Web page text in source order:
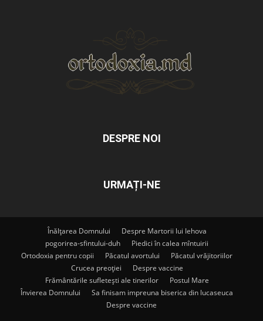
DESPRE NOI
URMAȚI-NE
Înălțarea Domnului
Despre Martorii lui Iehova
pogorirea-sfintului-duh
Piedici în calea mîntuirii
Ortodoxia pentru copii
Păcatul avortului
Păcatul vrăjitoriilor
Crucea preoției
Despre vaccine
Frământările sufletești ale tinerilor
Postul Mare
Învierea Domnului
Sa finisam impreuna biserica din lucaseuca
Despre vaccine